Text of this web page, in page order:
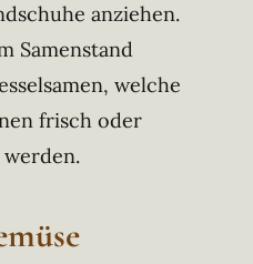
anziehen.
Samenstand
welche
frisch oder